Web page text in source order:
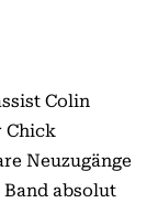
Colin
Chick
Neuzugänge
absolut